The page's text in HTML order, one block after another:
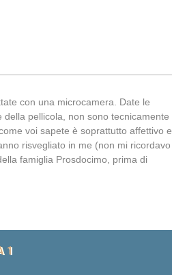
con una microcamera. Date le
pellicola, non sono tecnicamente
voi sapete è soprattutto affettivo e
risvegliato in me (non mi ricordavo
famiglia Prosdocimo, prima di
1